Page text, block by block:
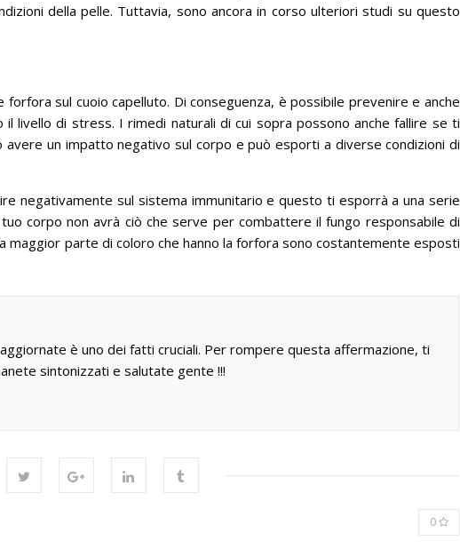
della pelle. Tuttavia, sono ancora in corso ulteriori studi su questo
sul cuoio capelluto. Di conseguenza, è possibile prevenire e anche
il livello di stress. I rimedi naturali di cui sopra possono anche fallire se ti
avere un impatto negativo sul corpo e può esporti a diverse condizioni di
negativamente sul sistema immunitario e questo ti esporrà a una serie
corpo non avrà ciò che serve per combattere il fungo responsabile di
maggior parte di coloro che hanno la forfora sono costantemente esposti
è uno dei fatti cruciali. Per rompere questa affermazione, ti
sintonizzati e salutate gente !!!
0